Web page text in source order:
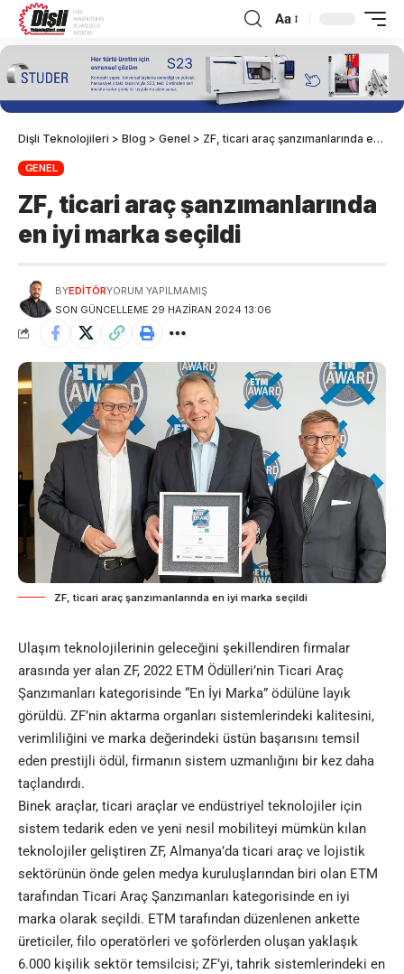
Aa
Dişli Teknolojileri > Blog > Genel > ZF, ticari araç şanzımanlarında en iyi marka seçildi
GENEL
ZF, ticari araç şanzımanlarında
en iyi marka seçildi
SON GÜNCELLEME 29 HAZIRAN 2024 13:06
BYEDITÖRYORUM YAPILMAMIŞ
ZF, ticari araç şanzımanlarında en iyi marka seçildi
Ulaşım teknolojilerinin geleceğini şekillendiren firmalar
arasında yer alan ZF, 2022 ETM Ödülleri’nin Ticari Araç
Şanzımanları kategorisinde “En İyi Marka” ödülüne layık
görüldü. ZF’nin aktarma organları sistemlerindeki kalitesini,
verimliliğini ve marka değerindeki üstün başarısını temsil
eden prestijli ödül, firmanın sistem uzmanlığını bir kez daha
taçlandırdı.
Binek araçlar, ticari araçlar ve endüstriyel teknolojiler için
sistem tedarik eden ve yeni nesil mobiliteyi mümkün kılan
teknolojiler geliştiren ZF, Almanya’da ticari araç ve lojistik
sektörünün önde gelen medya kuruluşlarından biri olan ETM
tarafından Ticari Araç Şanzımanları kategorisinde en iyi
marka olarak seçildi. ETM tarafından düzenlenen ankette
üreticiler, filo operatörleri ve şoförlerden oluşan yaklaşık
6.000 kişilik sektör temsilcisi; ZF’yi, tahrik sistemlerindeki en